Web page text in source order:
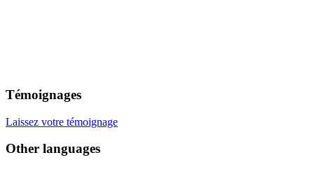
Témoignages
Laissez votre témoignage
Other languages